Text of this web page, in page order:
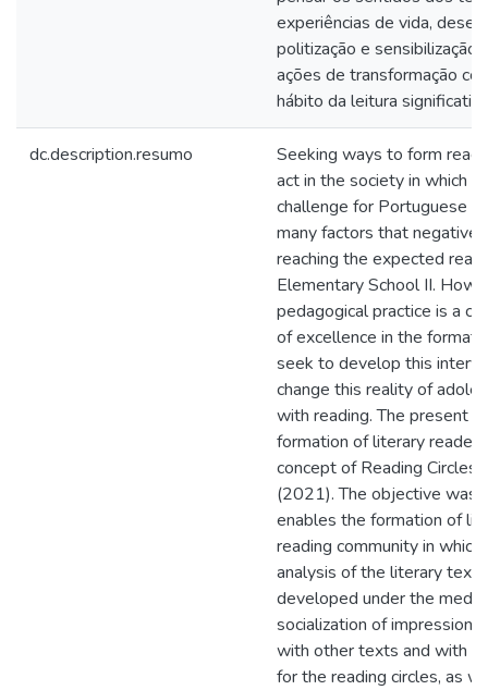
experiências de vida,
politização e sensibilização
ações de transformação
hábito da leitura
dc.description.resumo
Seeking ways to form
act in the society in which
challenge for Portuguese
many factors that
reaching the expected
Elementary School II.
pedagogical practice is a
of excellence in the
seek to develop this
change this reality of
with reading. The present
formation of literary
concept of Reading Circles
(2021). The objective was
enables the formation of
reading community in
analysis of the literary
developed under the
socialization of
with other texts and with
for the reading circles, as